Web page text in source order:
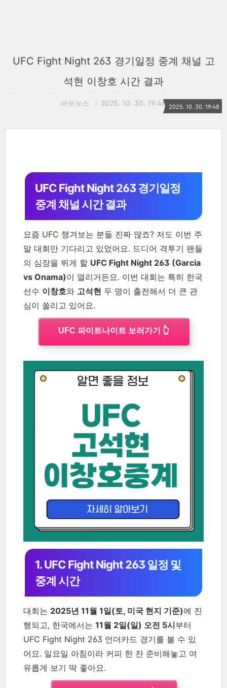
UFC Fight Night 263 경기일정 중계 채널 고
석현 이창호 시간 결과
바보뉴스 2025. 10. 30. 19:48 2025. 10. 30. 19:48
UFC Fight Night 263 경기일정
중계 채널 시간 결과
요즘 UFC 챙겨보는 분들 진짜 많죠? 저도 이번 주
말 대회만 기다리고 있었어요. 드디어 격투기 팬들
의 심장을 뛰게 할 UFC Fight Night 263 (Garcia
vs Onama)이 열리거든요. 이번 대회는 특히 한국
선수 이창호와 고석현 두 명이 출전해서 더 큰 관
심이 쏠리고 있어요.
UFC 파이트나이트 보러가기 👆
1. UFC Fight Night 263 일정 및
중계 시간
대회는 2025년 11월 1일(토, 미국 현지 기준)에 진
행되고, 한국에서는 11월 2일(일) 오전 5시부터
UFC Fight Night 263 언더카드 경기를 볼 수 있
어요. 일요일 아침이라 커피 한 잔 준비해놓고 여
유롭게 보기 딱 좋아요.